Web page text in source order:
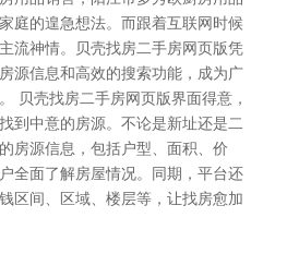
庭的遑急想法。而跟着互联网时候
流神情。贝壳找房二手房网页版凭
源信息和高效的搜索功能，成为广
贝壳找房二手房网页版界面得意，
到中意的房源。不论是新址还是二
房源信息，包括户型、面积、价
全面了解房屋情况。同期，平台还
区间、区域、楼层等，让找房愈加